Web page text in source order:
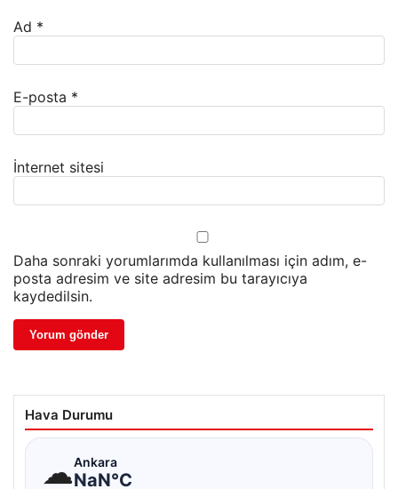
Ad *
E-posta *
İnternet sitesi
Daha sonraki yorumlarımda kullanılması için adım, e-
posta adresim ve site adresim bu tarayıcıya
kaydedilsin.
Hava Durumu
☁Ankara
NaN°C